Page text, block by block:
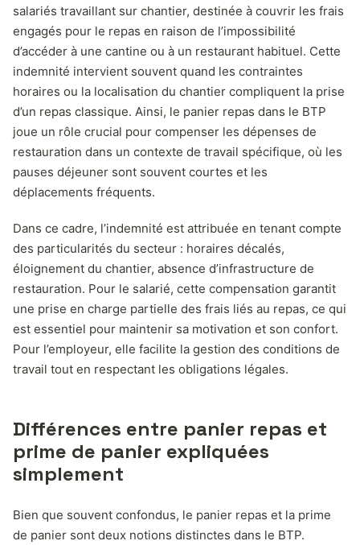
salariés travaillant sur chantier, destinée à couvrir les frais
engagés pour le repas en raison de l’impossibilité
d’accéder à une cantine ou à un restaurant habituel. Cette
indemnité intervient souvent quand les contraintes
horaires ou la localisation du chantier compliquent la prise
d’un repas classique. Ainsi, le panier repas dans le BTP
joue un rôle crucial pour compenser les dépenses de
restauration dans un contexte de travail spécifique, où les
pauses déjeuner sont souvent courtes et les
déplacements fréquents.
Dans ce cadre, l’indemnité est attribuée en tenant compte
des particularités du secteur : horaires décalés,
éloignement du chantier, absence d’infrastructure de
restauration. Pour le salarié, cette compensation garantit
une prise en charge partielle des frais liés au repas, ce qui
est essentiel pour maintenir sa motivation et son confort.
Pour l’employeur, elle facilite la gestion des conditions de
travail tout en respectant les obligations légales.
Différences entre panier repas et
prime de panier expliquées
simplement
Bien que souvent confondus, le panier repas et la prime
de panier sont deux notions distinctes dans le BTP.